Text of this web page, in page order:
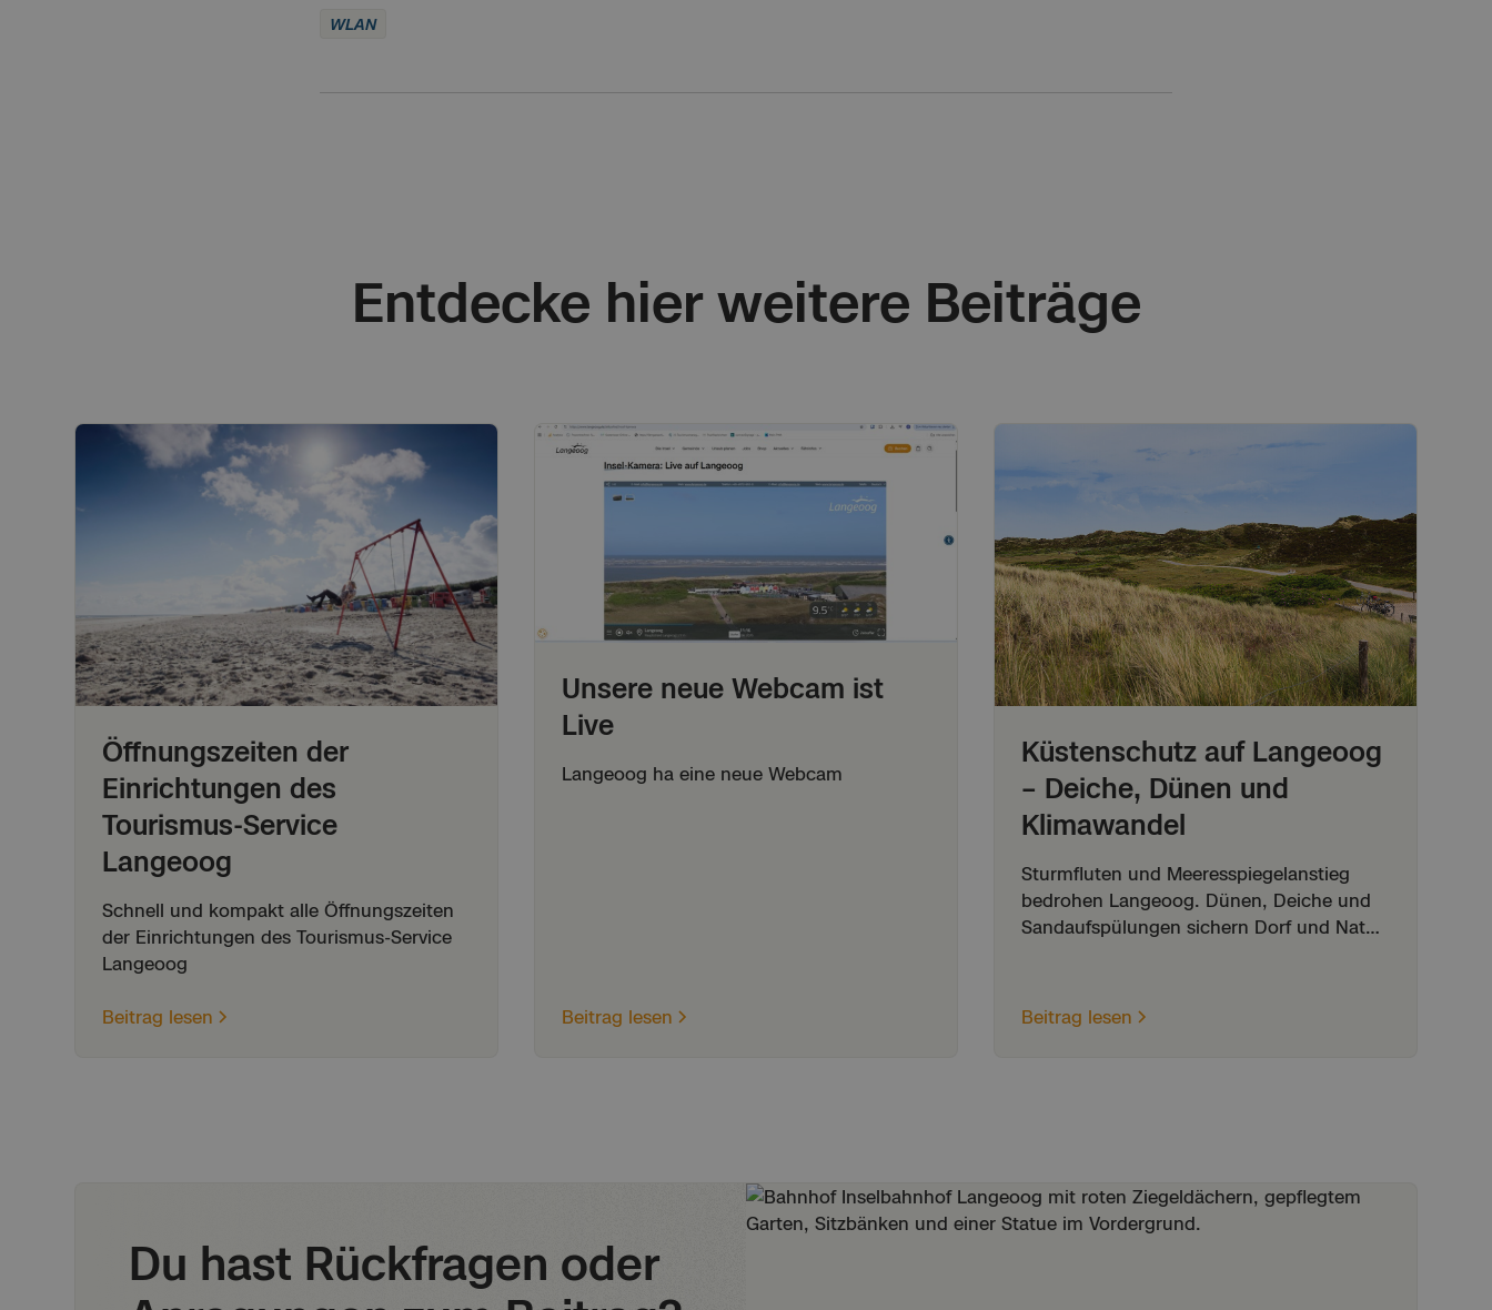
WLAN
Entdecke hier weitere Beiträge
Sonstiges
Öffnungszeiten der
Einrichtungen des
Tourismus-Service
Langeoog
Schnell und kompakt alle Öffnungszeiten
der Einrichtungen des Tourismus-Service
Langeoog
Beitrag lesen
Unsere neue Webcam ist
Live
Langeoog ha eine neue Webcam
Beitrag lesen
Küstenschutz auf Langeoog
– Deiche, Dünen und
Klimawandel
Sturmfluten und Meeresspiegelanstieg
bedrohen Langeoog. Dünen, Deiche und
Sandaufspülungen sichern Dorf und Natur
Beitrag lesen
Du hast Rückfragen oder